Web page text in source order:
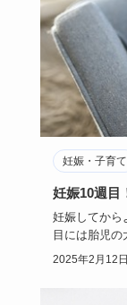
妊娠・子育て
妊娠10週目
妊娠してから
目には胎児の
か？！辛かっ…
2025年2月12日